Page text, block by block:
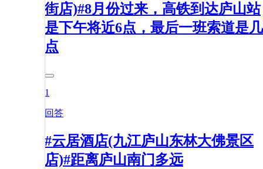
街店)#8月份过来，高铁到达庐山站
是下午将近6点，最后一班索道是几
点
1
回答
#云居酒店(九江庐山东林大佛景区
店)#距离庐山南门多远